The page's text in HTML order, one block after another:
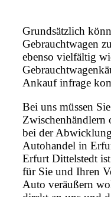
Grundsätzlich
Gebrauchtwagen
ebenso vielfältig
Ankauf infrage
Bei uns müssen
Zwischenhändlern
bei der
Autohandel in
Erfurt Dittelstedt
für Sie und Ihren
Auto veräußern